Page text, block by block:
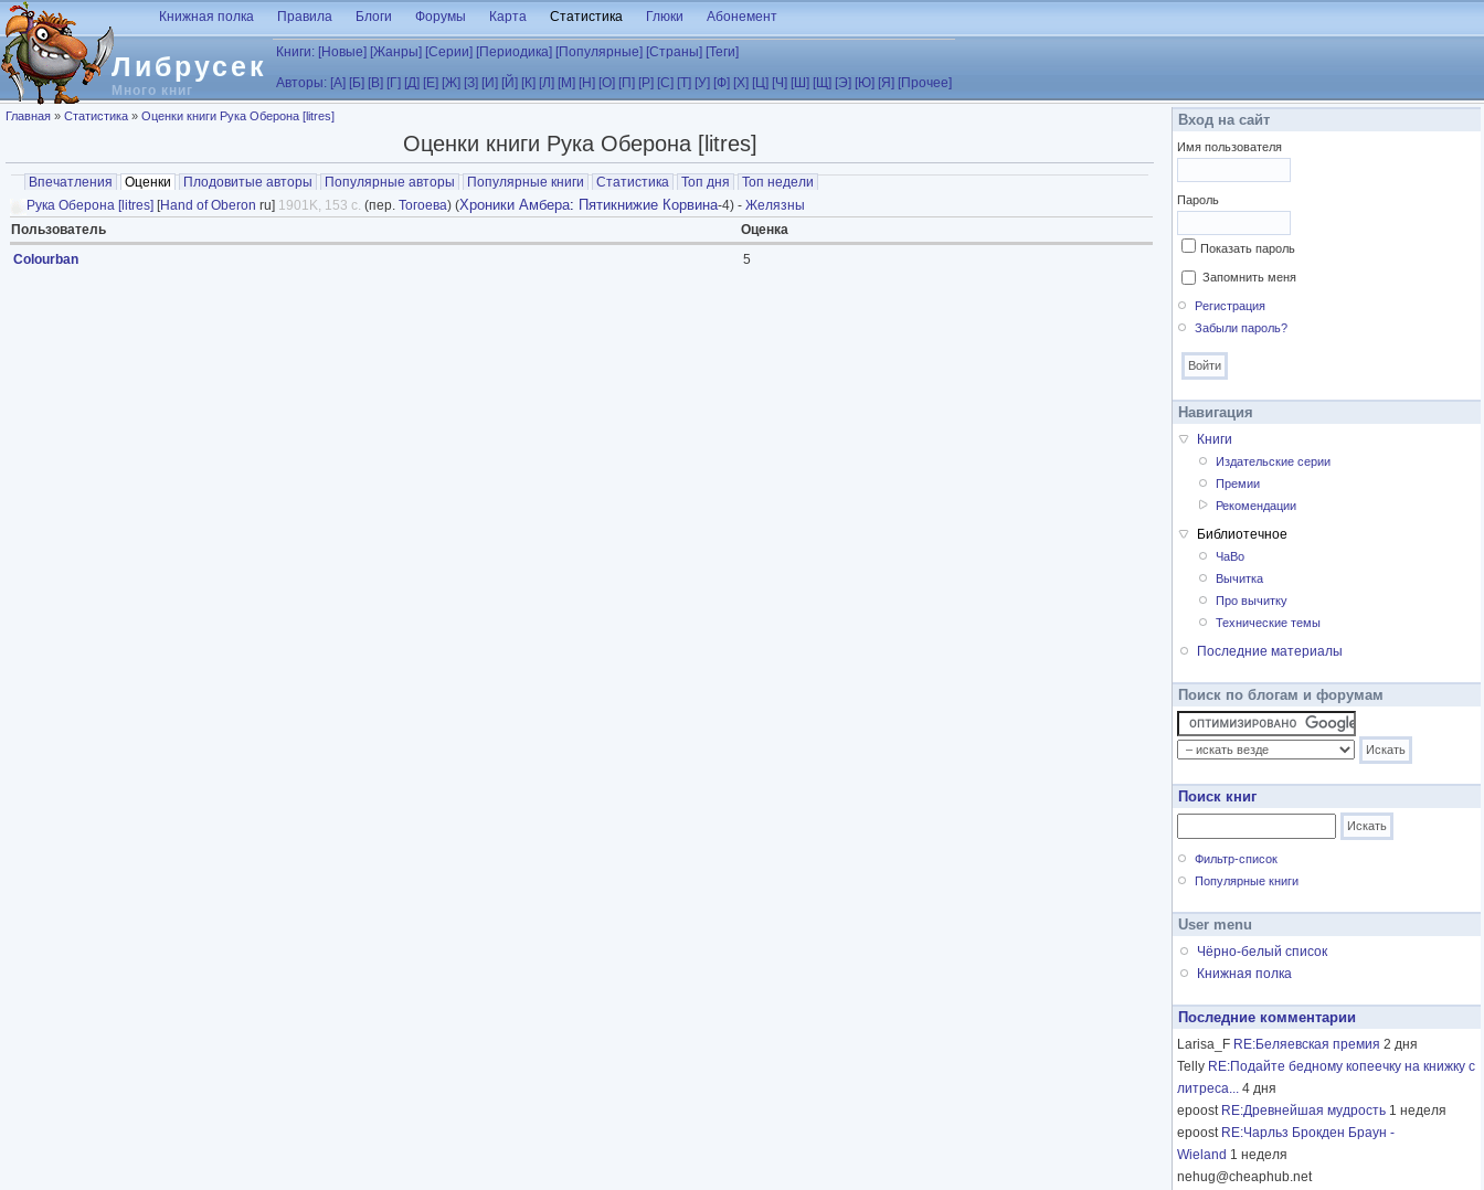
Перейти к основному содержанию
Либрусек
Много книг
Книжная полка Правила Блоги Форумы Карта Статистика Глюки Абонемент
Книги: [Новые] [Жанры] [Серии] [Периодика] [Популярные] [Страны] [Теги]
Авторы: [А] [Б] [В] [Г] [Д] [Е] [Ж] [З] [И] [Й] [К] [Л] [М] [Н] [О] [П] [Р] [С] [Т] [У] [Ф] [Х] [Ц] [Ч] [Ш] [Щ] [Э] [Ю] [Я] [Прочее]
Вы здесь
Главная » Статистика » Оценки книги Рука Оберона [litres]
Оценки книги Рука Оберона [litres]
Главные вкладки
Впечатления Оценки (активная вкладка)
Плодовитые авторы Популярные авторы Популярные книги Статистика Топ дня
Топ недели
Рука Оберона [litres] [Hand of Oberon ru] 1901K, 153 с. (пер. Тогоева) (Хроники Амбера: Пятикнижие Корвина-4) - Желязны
Пользователь
Оценка
Colourban
5
Вход на сайт
Имя пользователя
Пароль
Показать пароль
Запомнить меня
Регистрация
Забыли пароль?
Навигация
Книги
Издательские серии
Премии
Рекомендации
Библиотечное
ЧаВо
Вычитка
Про вычитку
Технические темы
Последние материалы
Поиск по блогам и форумам
Поиск книг
Фильтр-список
Популярные книги
User menu
Чёрно-белый список
Книжная полка
Последние комментарии
Larisa_F RE:Беляевская премия 2 дня
Telly RE:Подайте бедному копеечку на книжку с
литреса... 4 дня
epoost RE:Древнейшая мудрость 1 неделя
epoost RE:Чарльз Брокден Браун -
Wieland 1 неделя
nehug@cheaphub.net